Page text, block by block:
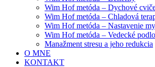
Wim Hof metóda – Dychové
Wim Hof metóda – Chladová
Wim Hof metóda – Nastavenie
Wim Hof metóda – Vedecké
Manažment stresu a jeho redukcia
O MNE
KONTAKT